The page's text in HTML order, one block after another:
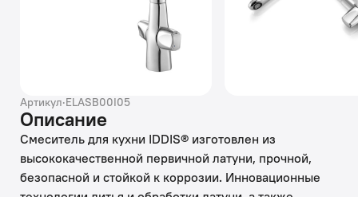
Артикул·ELASB00I05
Описание
Смеситель для кухни IDDIS® изготовлен из
высококачественной первичной латуни, прочной,
безопасной и стойкой к коррозии. Инновационные